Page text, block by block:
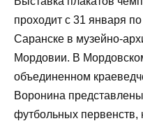
проходит с 31 января
Саранске в музейно-
Мордовии. В
объединенном
Воронина
футбольных первенств,